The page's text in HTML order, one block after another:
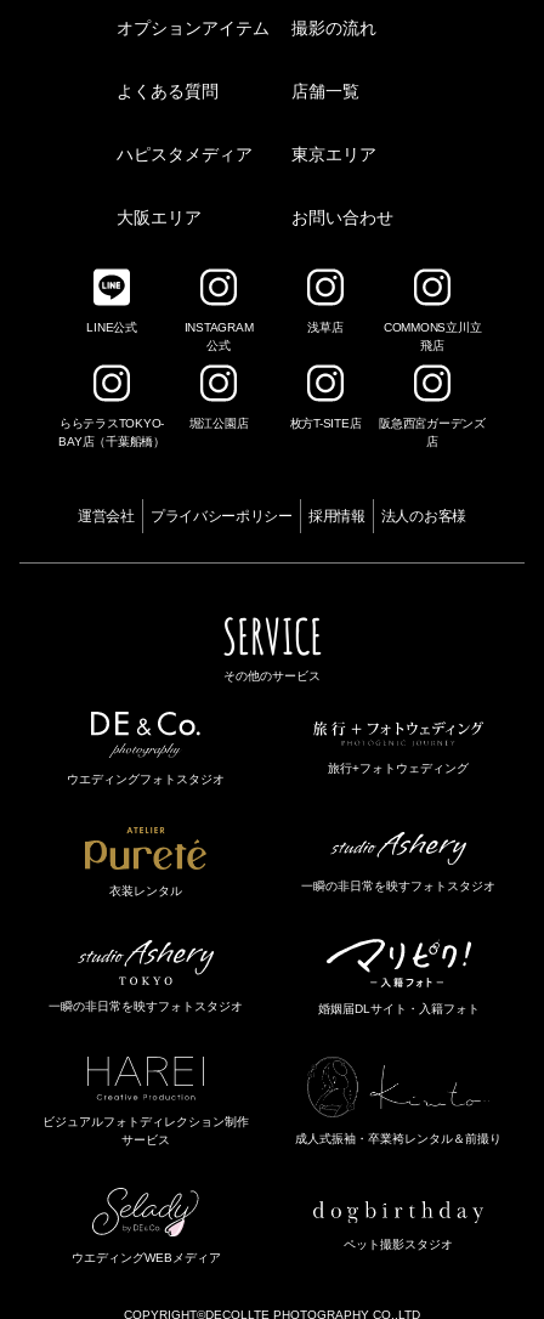
オプションアイテム 撮影の流れ
よくある質問 店舗一覧
ハピスタメディア 東京エリア
大阪エリア お問い合わせ
LINE公式
INSTAGRAM
公式
浅草店
COMMONS立川立
飛店
ららテラスTOKYO-
BAY店（千葉船橋）
堀江公園店 枚方T-SITE店
阪急西宮ガーデンズ
店
運営会社 プライバシーポリシー 採用情報 法人のお客様
SERVICE
その他のサービス
ウエディングフォトスタジオ
旅行+フォトウェディング
衣装レンタル 一瞬の非日常を映すフォトスタジオ
一瞬の非日常を映すフォトスタジオ 婚姻届DLサイト・入籍フォト
ビジュアルフォトディレクション制作
サービス
成人式振袖・卒業袴レンタル＆前撮り
ウエディングWEBメディア
ペット撮影スタジオ
COPYRIGHT©DECOLLTE PHOTOGRAPHY CO.,LTD